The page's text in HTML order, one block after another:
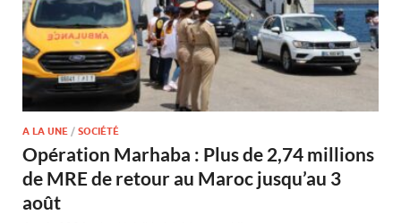
A LA UNE / SOCIÉTÉ
Opération Marhaba : Plus de 2,74 millions
de MRE de retour au Maroc jusqu’au 3
août